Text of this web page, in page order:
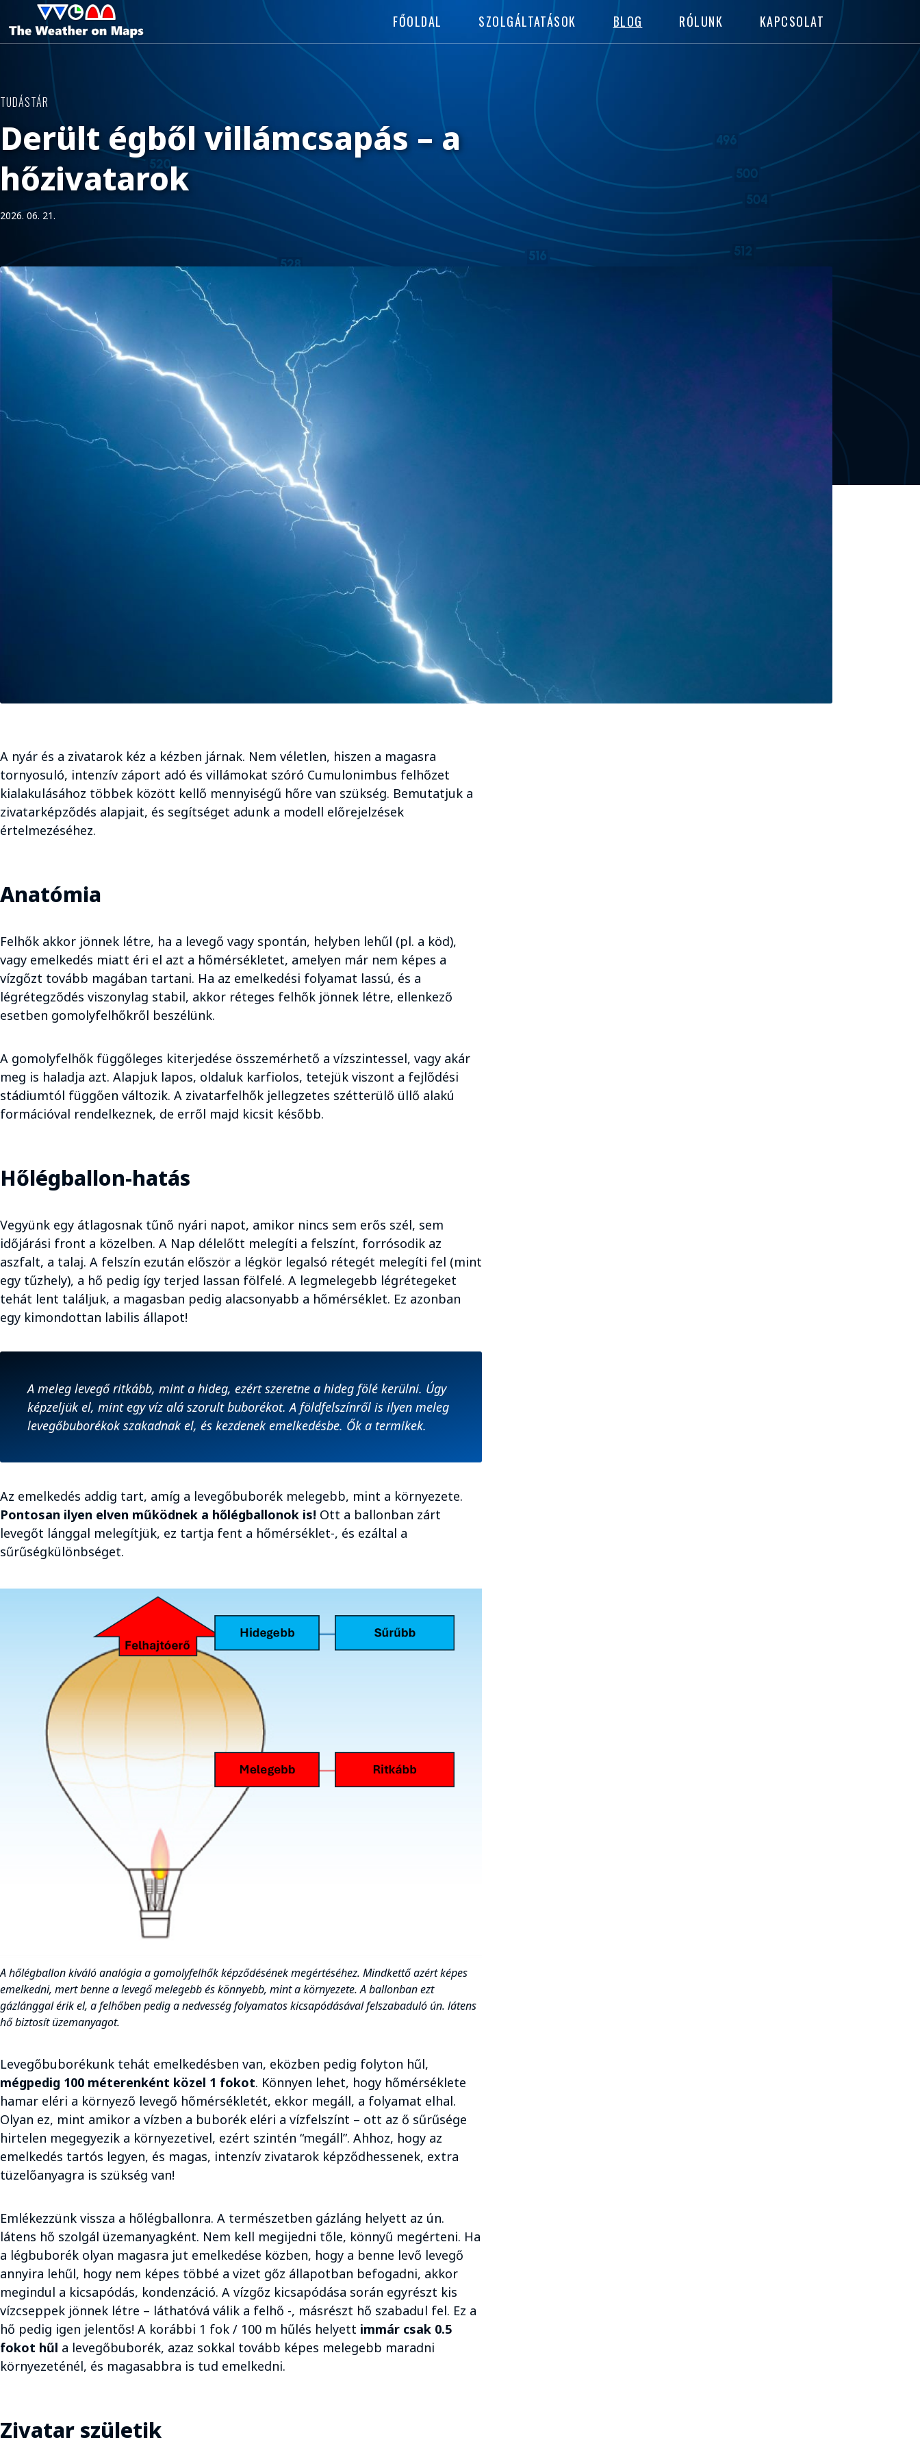
FŐOLDAL SZOLGÁLTATÁSOK BLOG RÓLUNK KAPCSOLAT
TUDÁSTÁR
Derült égből villámcsapás – a
hőzivatarok
2026. 06. 21.
A nyár és a zivatarok kéz a kézben járnak. Nem véletlen, hiszen a magasra
tornyosuló, intenzív záport adó és villámokat szóró Cumulonimbus felhőzet
kialakulásához többek között kellő mennyiségű hőre van szükség. Bemutatjuk a
zivatarképződés alapjait, és segítséget adunk a modell előrejelzések
értelmezéséhez.
Anatómia
Felhők akkor jönnek létre, ha a levegő vagy spontán, helyben lehűl (pl. a köd),
vagy emelkedés miatt éri el azt a hőmérsékletet, amelyen már nem képes a
vízgőzt tovább magában tartani. Ha az emelkedési folyamat lassú, és a
légrétegződés viszonylag stabil, akkor réteges felhők jönnek létre, ellenkező
esetben gomolyfelhőkről beszélünk.
A gomolyfelhők függőleges kiterjedése összemérhető a vízszintessel, vagy akár
meg is haladja azt. Alapjuk lapos, oldaluk karfiolos, tetejük viszont a fejlődési
stádiumtól függően változik. A zivatarfelhők jellegzetes szétterülő üllő alakú
formációval rendelkeznek, de erről majd kicsit később.
Hőlégballon-hatás
Vegyünk egy átlagosnak tűnő nyári napot, amikor nincs sem erős szél, sem
időjárási front a közelben. A Nap délelőtt melegíti a felszínt, forrósodik az
aszfalt, a talaj. A felszín ezután először a légkör legalsó rétegét melegíti fel (mint
egy tűzhely), a hő pedig így terjed lassan fölfelé. A legmelegebb légrétegeket
tehát lent találjuk, a magasban pedig alacsonyabb a hőmérséklet. Ez azonban
egy kimondottan labilis állapot!
A meleg levegő ritkább, mint a hideg, ezért szeretne a hideg fölé kerülni. Úgy
képzeljük el, mint egy víz alá szorult buborékot. A földfelszínről is ilyen meleg
levegőbuborékok szakadnak el, és kezdenek emelkedésbe. Ők a termikek.
Az emelkedés addig tart, amíg a levegőbuborék melegebb, mint a környezete.
Pontosan ilyen elven működnek a hőlégballonok is! Ott a ballonban zárt
levegőt lánggal melegítjük, ez tartja fent a hőmérséklet-, és ezáltal a
sűrűségkülönbséget.
A hőlégballon kiváló analógia a gomolyfelhők képződésének megértéséhez. Mindkettő azért képes
emelkedni, mert benne a levegő melegebb és könnyebb, mint a környezete. A ballonban ezt
gázlánggal érik el, a felhőben pedig a nedvesség folyamatos kicsapódásával felszabaduló ún. látens
hő biztosít üzemanyagot.
Levegőbuborékunk tehát emelkedésben van, eközben pedig folyton hűl,
mégpedig 100 méterenként közel 1 fokot. Könnyen lehet, hogy hőmérséklete
hamar eléri a környező levegő hőmérsékletét, ekkor megáll, a folyamat elhal.
Olyan ez, mint amikor a vízben a buborék eléri a vízfelszínt – ott az ő sűrűsége
hirtelen megegyezik a környezetivel, ezért szintén “megáll”. Ahhoz, hogy az
emelkedés tartós legyen, és magas, intenzív zivatarok képződhessenek, extra
tüzelőanyagra is szükség van!
Emlékezzünk vissza a hőlégballonra. A természetben gázláng helyett az ún.
látens hő szolgál üzemanyagként. Nem kell megijedni tőle, könnyű megérteni. Ha
a légbuborék olyan magasra jut emelkedése közben, hogy a benne levő levegő
annyira lehűl, hogy nem képes többé a vizet gőz állapotban befogadni, akkor
megindul a kicsapódás, kondenzáció. A vízgőz kicsapódása során egyrészt kis
vízcseppek jönnek létre – láthatóvá válik a felhő -, másrészt hő szabadul fel. Ez a
hő pedig igen jelentős! A korábbi 1 fok / 100 m hűlés helyett immár csak 0.5
fokot hűl a levegőbuborék, azaz sokkal tovább képes melegebb maradni
környezeténél, és magasabbra is tud emelkedni.
Zivatar születik